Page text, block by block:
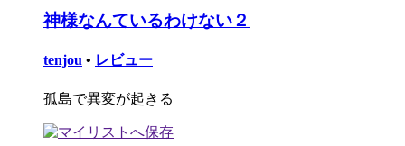
神様なんているわけない２
tenjou • レビュー
孤島で異変が起きる